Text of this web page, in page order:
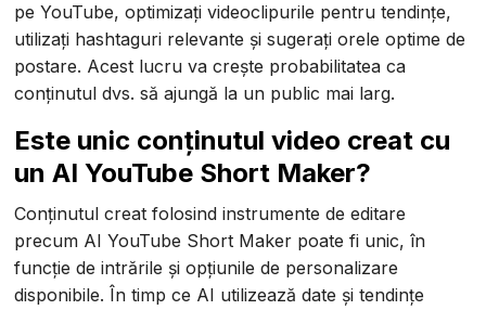
pe YouTube, optimizați videoclipurile pentru tendințe,
utilizați hashtaguri relevante și sugerați orele optime de
postare. Acest lucru va crește probabilitatea ca
conținutul dvs. să ajungă la un public mai larg.
Este unic conținutul video creat cu
un AI YouTube Short Maker?
Conținutul creat folosind instrumente de editare
precum AI YouTube Short Maker poate fi unic, în
funcție de intrările și opțiunile de personalizare
disponibile. În timp ce AI utilizează date și tendințe